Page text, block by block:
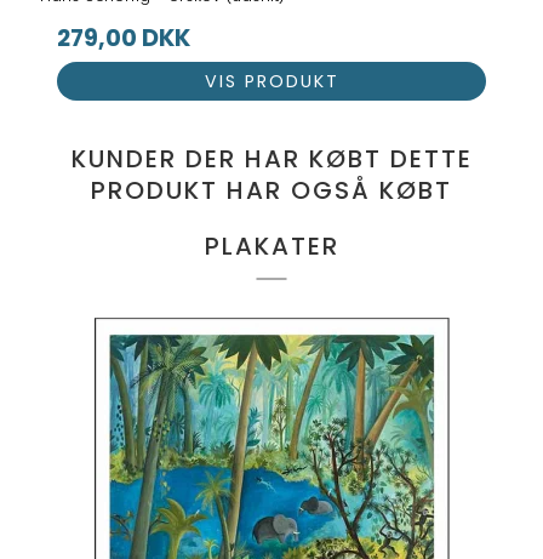
279,00 DKK
VIS PRODUKT
KUNDER DER HAR KØBT DETTE
PRODUKT HAR OGSÅ KØBT
PLAKATER